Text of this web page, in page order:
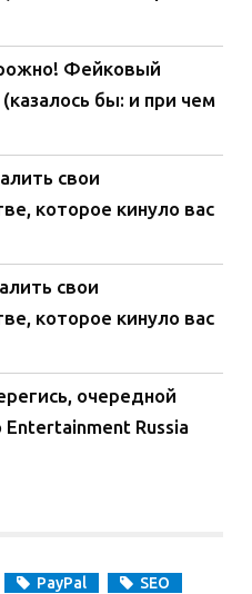
Фейковый
бы: и при чем
свои
которое кинуло вас
свои
которое кинуло вас
очередной
Russia
PayPal
SEO